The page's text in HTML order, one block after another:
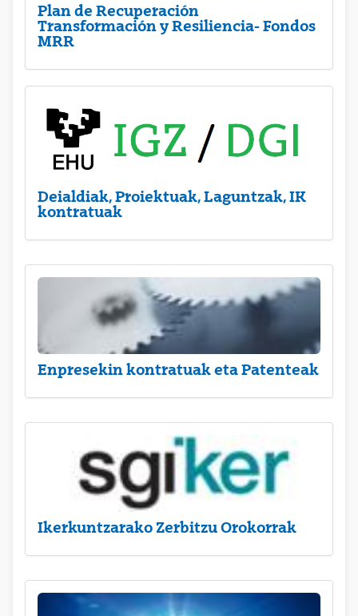
Plan de Recuperación
Transformación y Resiliencia- Fondos
MRR
Deialdiak, Proiektuak, Laguntzak, IK
kontratuak
Enpresekin kontratuak eta Patenteak
Ikerkuntzarako Zerbitzu Orokorrak